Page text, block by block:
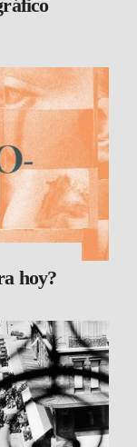
hoy?